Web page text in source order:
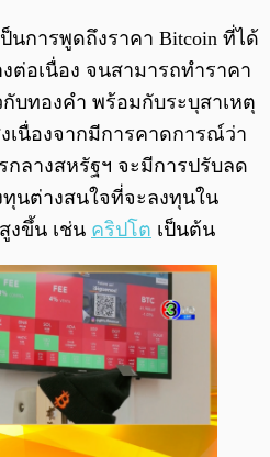
นการพูดถึงราคา Bitcoin ที่ได้
ต่อเนื่อง จนสามารถทำราคา
กับทองคำ พร้อมกับระบุสาเหตุ
เนื่องจากมีการคาดการณ์ว่า
กลางสหรัฐฯ จะมีการปรับลด
นต่างสนใจที่จะลงทุนใน
งขึ้น เช่น คริปโต เป็นต้น